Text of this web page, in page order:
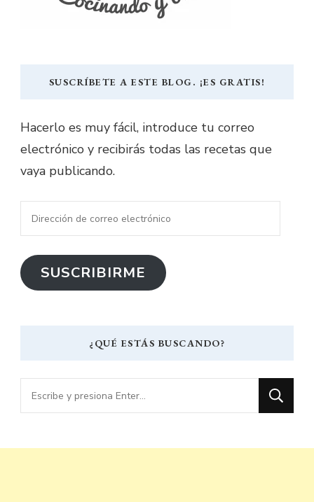
SUSCRÍBETE A ESTE BLOG. ¡ES GRATIS!
Hacerlo es muy fácil, introduce tu correo
electrónico y recibirás todas las recetas que
vaya publicando.
Dirección
de
correo
electrónico
SUSCRIBIRME
¿QUÉ ESTÁS BUSCANDO?
¿Buscas
algo?